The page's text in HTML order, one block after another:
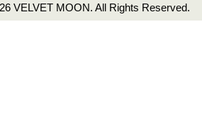
VELVET MOON. All Rights Reserved.